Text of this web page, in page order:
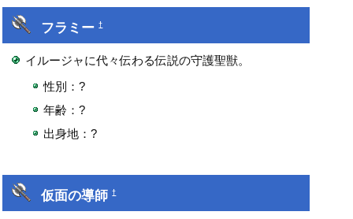
フラミー†
イルージャに代々伝わる伝説の守護聖獣。
性別：?
年齢：?
出身地：?
仮面の導師†